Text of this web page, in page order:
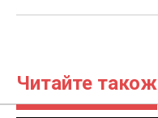
Читайте також